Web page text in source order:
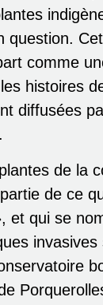
question.
comme
histoires
diffusées
de la
de ce
et qui se